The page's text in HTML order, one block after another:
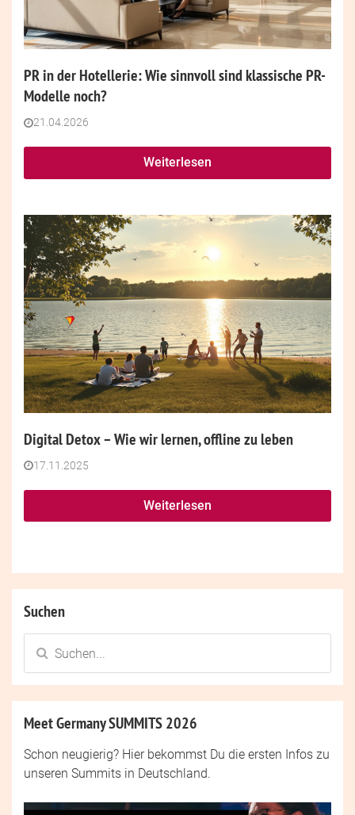
PR in der Hotellerie: Wie sinnvoll sind klassische PR-
Modelle noch?
21.04.2026
Weiterlesen
Digital Detox – Wie wir lernen, offline zu leben
17.11.2025
Weiterlesen
Suchen
Meet Germany SUMMITS 2026
Schon neugierig? Hier bekommst Du die ersten Infos zu
unseren Summits in Deutschland.